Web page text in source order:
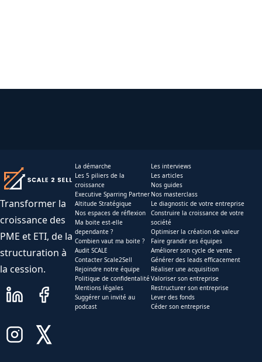
Transformer la
croissance des
PME et ETI, de la
structuration à
la cession.
La démarche
Les 5 piliers de la
croissance
Executive Sparring Partner
Altitude Stratégique
Nos espaces de réflexion
Ma boite est-elle
dependante ?
Combien vaut ma boite ?
Audit SCALE
Contacter Scale2Sell
Rejoindre notre équipe
Politique de confidentalité
Mentions légales
Suggérer un invité au
podcast
Les interviews
Les articles
Nos guides
Nos masterclass
Le diagnostic de votre entreprise
Construire la croissance de votre
société
Optimiser la création de valeur
Faire grandir ses équipes
Améliorer son cycle de vente
Générer des leads efficacement
Réaliser une acquisition
Valoriser son entreprise
Restructurer son entreprise
Lever des fonds
Céder son entreprise